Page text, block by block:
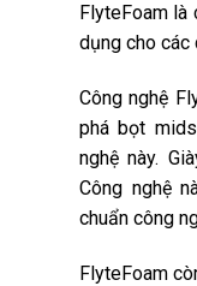
FlyteFoam là
dụng cho các
Công nghệ
phá bọt
nghệ này.
Công nghệ
chuẩn công
FlyteFoam